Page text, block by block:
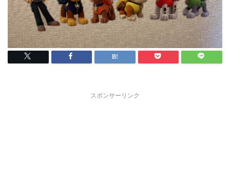
スポンサーリンク